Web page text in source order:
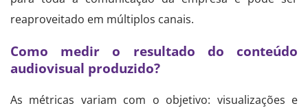
reaproveitado em múltiplos canais.
Como medir o resultado do conteúdo
audiovisual produzido?
As métricas variam com o objetivo: visualizações e